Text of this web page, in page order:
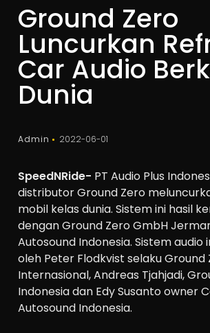
Ground Zero
Luncurkan
Car Audio
Dunia
Admin 2022-06-01
SpeedNRide- PT Audio Plus
distributor Ground Zero
mobil kelas dunia. Sistem ini hasil
dengan Ground Zero GmbH
Autosound Indonesia. Sistem audio
oleh Peter Flodkvist selaku Ground
Internasional, Andreas Tjahjadi,
Indonesia dan Edy Susanto owner
Autosound Indonesia.